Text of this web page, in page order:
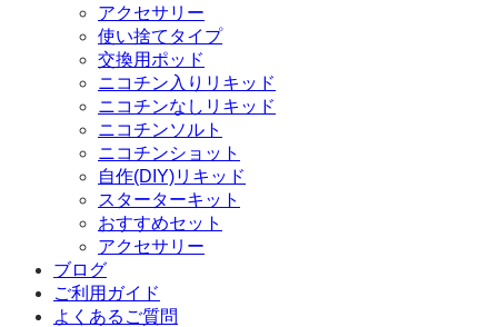
アクセサリー
使い捨てタイプ
交換用ポッド
ニコチン入りリキッド
ニコチンなしリキッド
ニコチンソルト
ニコチンショット
自作(DIY)リキッド
スターターキット
おすすめセット
アクセサリー
ブログ
ご利用ガイド
よくあるご質問